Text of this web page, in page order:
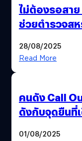
ไม่ต้องรอสา
ช่วยตำรวจส
28/08/2025
Read More
คนดัง Call
ดังกับจุดยืนที่
01/08/2025